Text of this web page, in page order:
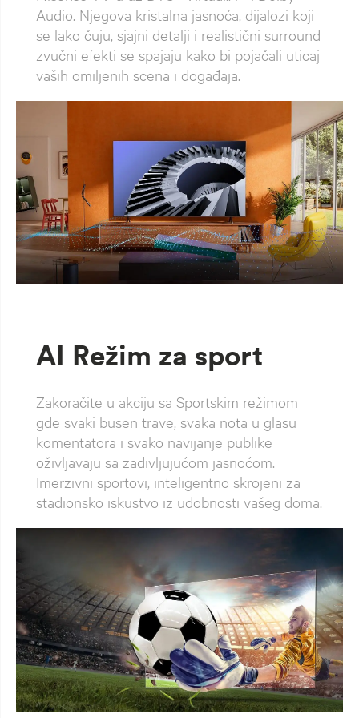
Audio. Njegova kristalna jasnoća, dijalozi koji
se lako čuju, sjajni detalji i realistični surround
zvučni efekti se spajaju kako bi pojačali uticaj
vaših omiljenih scena i događaja.
AI Režim za sport
Zakoračite u akciju sa Sportskim režimom
gde svaki busen trave, svaka nota u glasu
komentatora i svako navijanje publike
oživljavaju sa zadivljujućom jasnoćom.
Imerzivni sportovi, inteligentno skrojeni za
stadionsko iskustvo iz udobnosti vašeg doma.